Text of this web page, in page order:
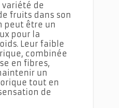
variété de
fruits dans son
peut être un
pour la
Leur faible
combinée
en fibres,
un
tout en
de